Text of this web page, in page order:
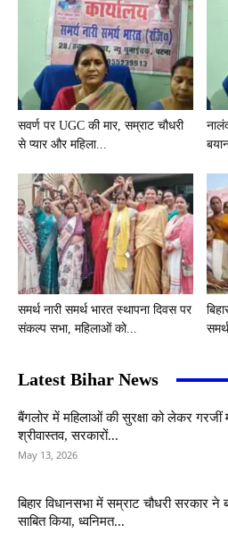
सवर्ण पर UGC की मार, सम्राट चौधरी
से प्यार और महिला...
समर्थ नारी समर्थ भारत स्थापना दिवस पर
संकल्प सभा, महिलाओं को...
Latest Bihar News
बैंगलोर में महिलाओं की सुरक्षा को लेकर गरजीं
श्रीवास्तव, सरकारों...
May 13, 2026
बिहार विधानसभा में सम्राट चौधरी सरकार ने
साबित किया, ध्वनिमत...